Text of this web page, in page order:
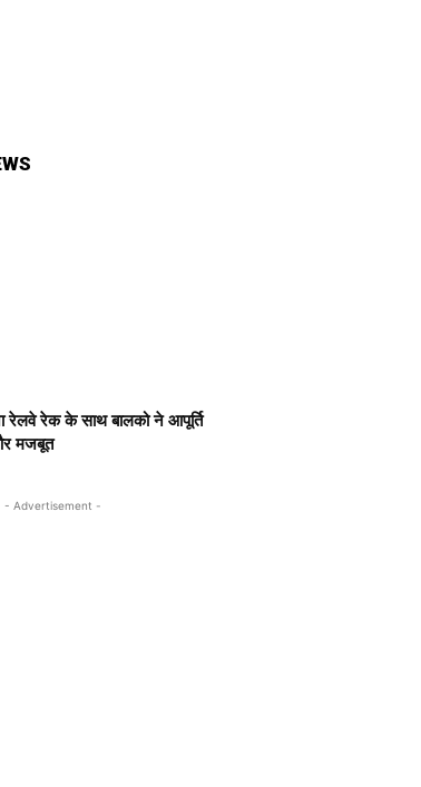
रेलवे रेक के साथ बालको ने आपूर्ति
मजबूत
- Advertisement -